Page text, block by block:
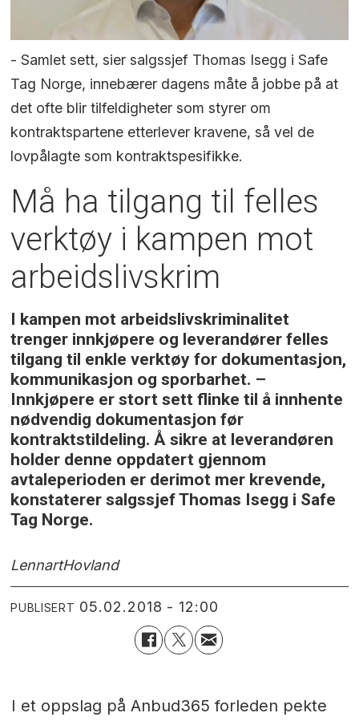
- Samlet sett, sier salgssjef Thomas Isegg i Safe
Tag Norge, innebærer dagens måte å jobbe på at
det ofte blir tilfeldigheter som styrer om
kontraktspartene etterlever kravene, så vel de
lovpålagte som kontraktspesifikke.
Må ha tilgang til felles
verktøy i kampen mot
arbeidslivskrim
I kampen mot arbeidslivskriminalitet
trenger innkjøpere og leverandører felles
tilgang til enkle verktøy for dokumentasjon,
kommunikasjon og sporbarhet. –
Innkjøpere er stort sett flinke til å innhente
nødvendig dokumentasjon før
kontraktstildeling. Å sikre at leverandøren
holder denne oppdatert gjennom
avtaleperioden er derimot mer krevende,
konstaterer salgssjef Thomas Isegg i Safe
Tag Norge.
LennartHovland
PUBLISERT 05.02.2018 - 12:00
I et oppslag på Anbud365 forleden pekte